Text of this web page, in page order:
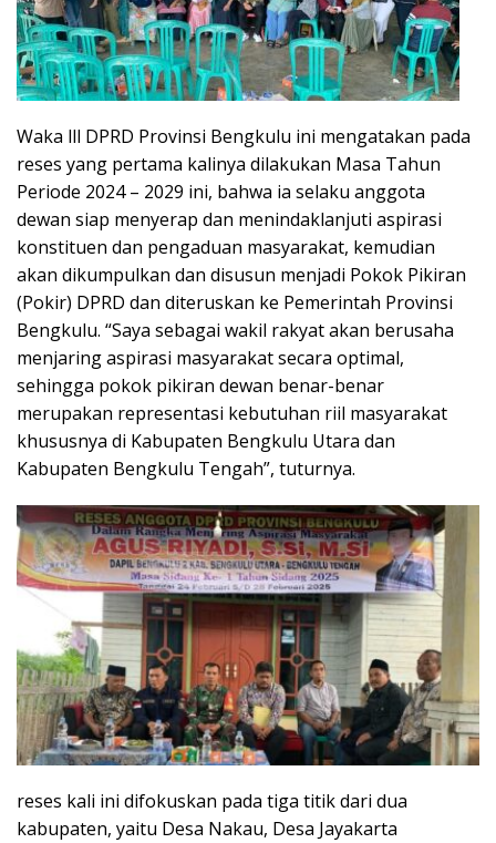
Waka lll DPRD Provinsi Bengkulu ini mengatakan pada
reses yang pertama kalinya dilakukan Masa Tahun
Periode 2024 – 2029 ini, bahwa ia selaku anggota
dewan siap menyerap dan menindaklanjuti aspirasi
konstituen dan pengaduan masyarakat, kemudian
akan dikumpulkan dan disusun menjadi Pokok Pikiran
(Pokir) DPRD dan diteruskan ke Pemerintah Provinsi
Bengkulu. “Saya sebagai wakil rakyat akan berusaha
menjaring aspirasi masyarakat secara optimal,
sehingga pokok pikiran dewan benar-benar
merupakan representasi kebutuhan riil masyarakat
khususnya di Kabupaten Bengkulu Utara dan
Kabupaten Bengkulu Tengah”, tuturnya.
reses kali ini difokuskan pada tiga titik dari dua
kabupaten, yaitu Desa Nakau, Desa Jayakarta